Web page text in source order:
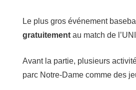
Le plus gros événement
gratuitement au match de
Avant la partie, plusieurs
parc Notre-Dame comme des